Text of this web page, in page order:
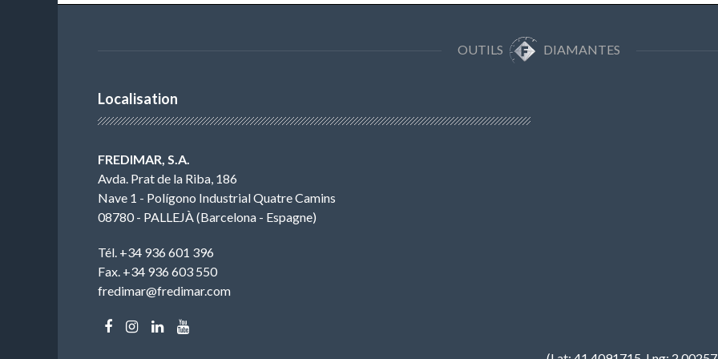
OUTILS DIAMANTES
Localisation
FREDIMAR, S.A.
Avda. Prat de la Riba, 186
Nave 1 - Polígono Industrial Quatre Camins
08780 - PALLEJÀ (Barcelona - Espagne)
Tél. +34 936 601 396
Fax. +34 936 603 550
fredimar@fredimar.com